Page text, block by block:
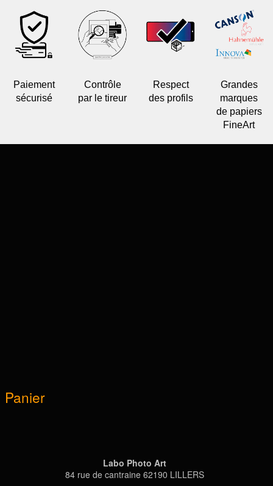
Paiement
sécurisé
Contrôle
par le tireur
Respect
des profils
Grandes
marques
de papiers
FineArt
Panier
Labo Photo Art
84 rue de cantraine 62190 LILLERS